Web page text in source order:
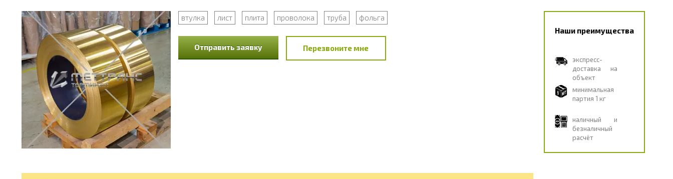
втулка лист плита проволока труба фольга
Отправить заявку Перезвоните мне
Наши преимущества
экспресс-
доставка на
объект
минимальная
партия 1 кг
наличный и
безналичный
расчёт